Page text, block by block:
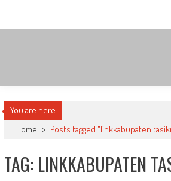
content
You are here
Home > Posts tagged "linkkabupaten
TAG: LINKKABUPATEN